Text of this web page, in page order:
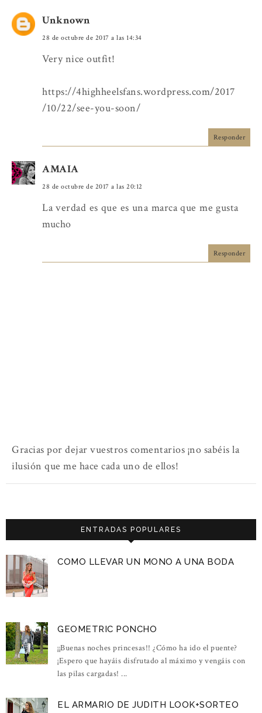
Unknown
28 de octubre de 2017 a las 14:34
Very nice outfit!
https://4highheelsfans.wordpress.com/2017
/10/22/see-you-soon/
Responder
AMAIA
28 de octubre de 2017 a las 20:12
La verdad es que es una marca que me gusta
mucho
Responder
Gracias por dejar vuestros comentarios ¡no sabéis la
ilusión que me hace cada uno de ellos!
ENTRADAS POPULARES
COMO LLEVAR UN MONO A UNA BODA
GEOMETRIC PONCHO
¡¡Buenas noches princesas!! ¿Cómo ha ido el puente?
¡Espero que hayáis disfrutado al máximo y vengáis con
las pilas cargadas! ...
EL ARMARIO DE JUDITH LOOK+SORTEO